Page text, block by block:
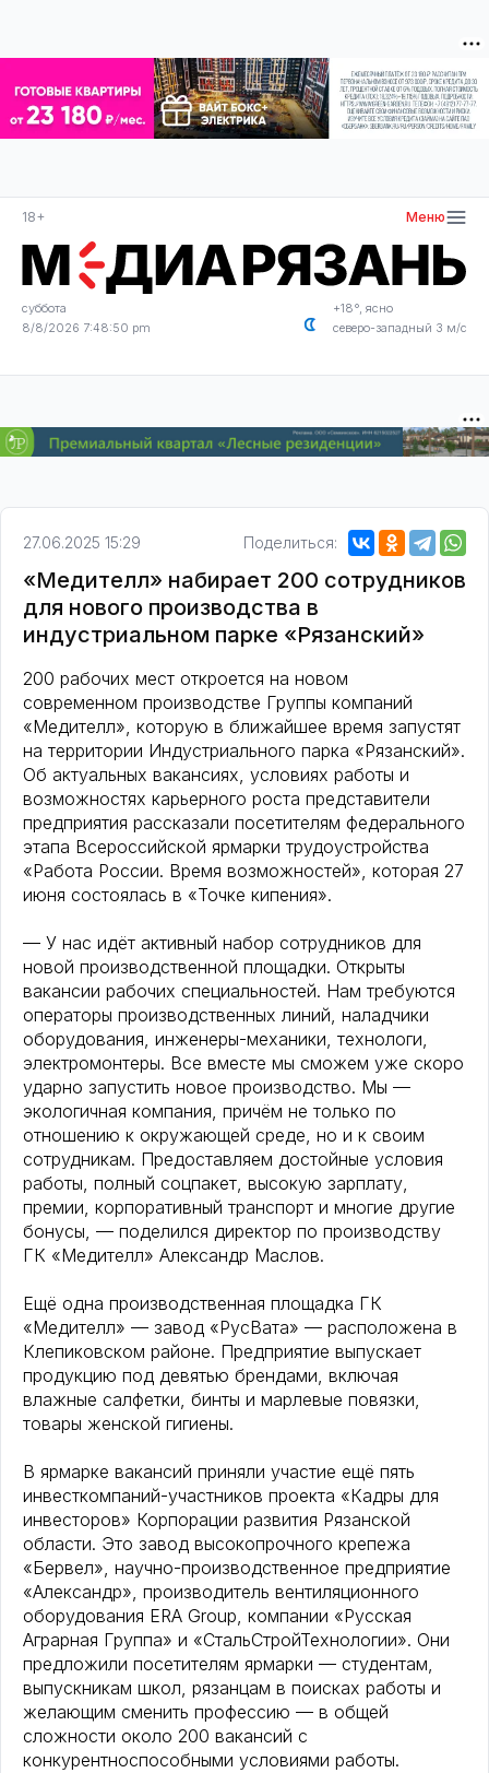
18+ Меню
суббота
8/8/2026 7:48:50 pm
+18°, ясно
северо-западный 3 м/с
27.06.2025 15:29 Поделиться:
«Медителл» набирает 200 сотрудников
для нового производства в
индустриальном парке «Рязанский»
200 рабочих мест откроется на новом
современном производстве Группы компаний
«Медителл», которую в ближайшее время запустят
на территории Индустриального парка «Рязанский».
Об актуальных вакансиях, условиях работы и
возможностях карьерного роста представители
предприятия рассказали посетителям федерального
этапа Всероссийской ярмарки трудоустройства
«Работа России. Время возможностей», которая 27
июня состоялась в «Точке кипения».
— У нас идёт активный набор сотрудников для
новой производственной площадки. Открыты
вакансии рабочих специальностей. Нам требуются
операторы производственных линий, наладчики
оборудования, инженеры-механики, технологи,
электромонтеры. Все вместе мы сможем уже скоро
ударно запустить новое производство. Мы —
экологичная компания, причём не только по
отношению к окружающей среде, но и к своим
сотрудникам. Предоставляем достойные условия
работы, полный соцпакет, высокую зарплату,
премии, корпоративный транспорт и многие другие
бонусы, — поделился директор по производству
ГК «Медителл» Александр Маслов.
Ещё одна производственная площадка ГК
«Медителл» — завод «РусВата» — расположена в
Клепиковском районе. Предприятие выпускает
продукцию под девятью брендами, включая
влажные салфетки, бинты и марлевые повязки,
товары женской гигиены.
В ярмарке вакансий приняли участие ещё пять
инвесткомпаний-участников проекта «Кадры для
инвесторов» Корпорации развития Рязанской
области. Это завод высокопрочного крепежа
«Бервел», научно-производственное предприятие
«Александр», производитель вентиляционного
оборудования ERA Group, компании «Русская
Аграрная Группа» и «СтальСтройТехнологии». Они
предложили посетителям ярмарки — студентам,
выпускникам школ, рязанцам в поисках работы и
желающим сменить профессию — в общей
сложности около 200 вакансий с
конкурентноспособными условиями работы.